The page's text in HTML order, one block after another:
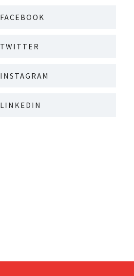
FACEBOOK
TWITTER
INSTAGRAM
LINKEDIN